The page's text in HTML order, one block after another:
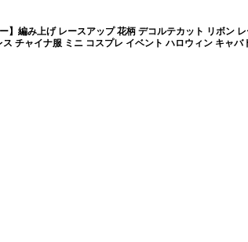
】編み上げ レースアップ 花柄 デコルテカット リボン
チャイナ服 ミニ コスプレ イベント ハロウィン キャバ